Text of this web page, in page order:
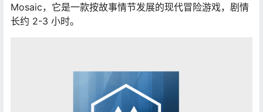
Mosaic，它是一款按故事情节发展的现代冒险游戏，剧情
长约 2-3 小时。